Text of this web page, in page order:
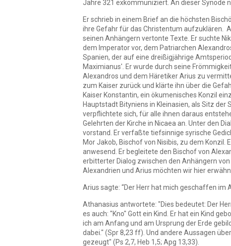
Jahre 321 exkommuniziert. An dieser Synode
Er schrieb in einem Brief an die höchsten
ihre Gefahr für das Christentum aufzuklären.
seinen Anhängern vertonte Texte. Er suchte
dem Imperator vor, dem Patriarchen
Spanien, der auf eine dreißigjährige
Maximianus'. Er wurde durch seine
Alexandros und dem Häretiker Arius zu
zum Kaiser zurück und klärte ihn über die
Kaiser Konstantin, ein ökumenisches Konzil
Hauptstadt Bityniens in Kleinasien, als Sitz der
verpflichtete sich, für alle ihnen daraus
Gelehrten der Kirche in Nicaea an. Unter den
vorstand. Er verfaßte tiefsinnige syrische
Mor Jakob, Bischof von Nisibis, zu dem
anwesend. Er begleitete den Bischof von
erbitterter Dialog zwischen den Anhängern
Alexandrien und Arius möchten wir hier
Arius sagte: “Der Herr hat mich geschaffen im
Athanasius antwortete: "Dies bedeutet: Der
es auch: "Kno" Gott ein Kind. Er hat ein Kind
ich am Anfang und am Ursprung der Erde
dabei." (Spr 8,23 ff). Und andere Aussagen
gezeugt" (Ps 2,7, Heb 1,5; Apg 13,33).